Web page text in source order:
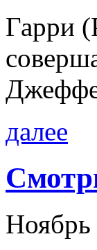
Гарри
далее
Ноябрь